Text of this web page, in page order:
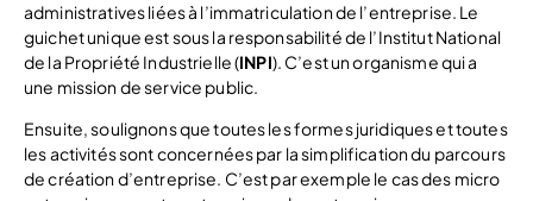
administratives liées à l’immatriculation de l’entreprise. Le
guichet unique est sous la responsabilité de l’Institut National
de la Propriété Industrielle (INPI). C’est un organisme qui a
une mission de service public.
Ensuite, soulignons que toutes les formes juridiques et toutes
les activités sont concernées par la simplification du parcours
de création d’entreprise. C’est par exemple le cas des micro